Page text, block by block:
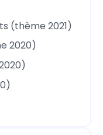
(thème 2021)
2020)